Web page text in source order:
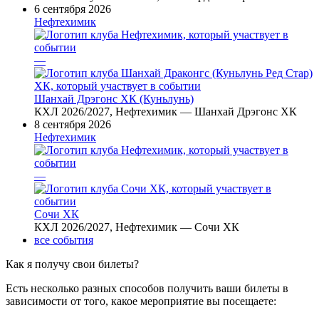
6 сентября 2026
Нефтехимик
—
Шанхай Дрэгонс ХК (Куньлунь)
КХЛ 2026/2027, Нефтехимик — Шанхай Дрэгонс ХК
8 сентября 2026
Нефтехимик
—
Сочи ХК
КХЛ 2026/2027, Нефтехимик — Сочи ХК
все события
Как я получу свои билеты?
Есть несколько разных способов получить ваши билеты в
зависимости от того, какое мероприятие вы посещаете: